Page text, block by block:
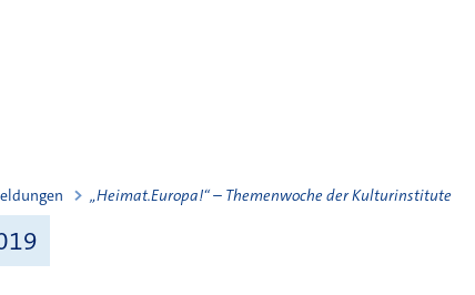
„Heimat.Europa!“ – Themenwoche der Kulturinstitute